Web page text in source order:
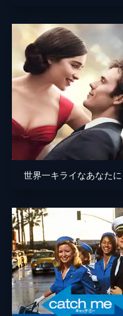
脚本
音楽
製作
世界一キライなあなたに